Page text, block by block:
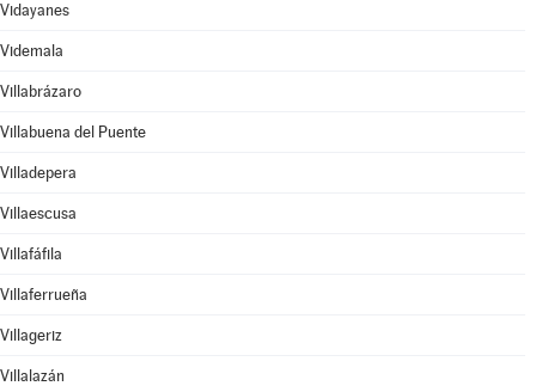
Vidayanes
Videmala
Villabrázaro
Villabuena del Puente
Villadepera
Villaescusa
Villafáfila
Villaferrueña
Villageriz
Villalazán